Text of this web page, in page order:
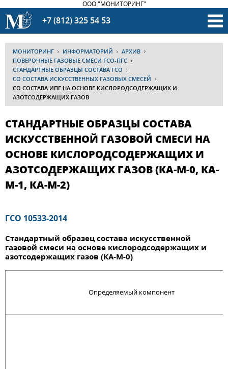
ООО "МОНИТОРИНГ"
+7 (812) 325 54 53
МОНИТОРИНГ ИНФОРМАТОРИЙ
АРХИВ
ПОВЕРОЧНЫЕ ГАЗОВЫЕ СМЕСИ ГСО-ПГС
СТАНДАРТНЫЕ ОБРАЗЦЫ СОСТАВА ГСО
СО СОСТАВА ИСКУССТВЕННЫХ ГАЗОВЫХ СМЕСЕЙ
СО СОСТАВА ИПГ НА ОСНОВЕ КИСЛОРОДСОДЕРЖАЩИХ И
АЗОТСОДЕРЖАЩИХ ГАЗОВ
СТАНДАРТНЫЕ ОБРАЗЦЫ СОСТАВА
ИСКУССТВЕННОЙ ГАЗОВОЙ СМЕСИ НА
ОСНОВЕ КИСЛОРОДСОДЕРЖАЩИХ И
АЗОТСОДЕРЖАЩИХ ГАЗОВ (КА-М-0, КА-
М-1, КА-М-2)
ГСО 10533-2014
Стандартный образец состава искусственной
газовой смеси на основе кислородсодержащих и
азотсодержащих газов (КА-М-0)
Определяемый компонент